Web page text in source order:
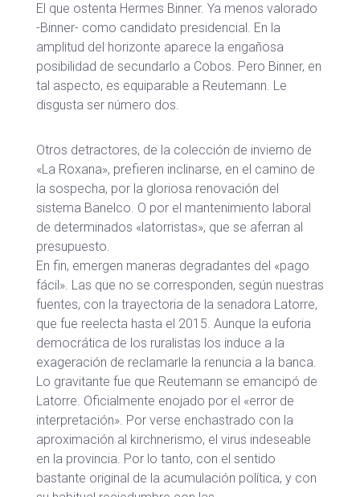
El que ostenta Hermes Binner. Ya menos valorado
-Binner- como candidato presidencial. En la
amplitud del horizonte aparece la engañosa
posibilidad de secundarlo a Cobos. Pero Binner, en
tal aspecto, es equiparable a Reutemann. Le
disgusta ser número dos.
Otros detractores, de la colección de invierno de
«La Roxana», prefieren inclinarse, en el camino de
la sospecha, por la gloriosa renovación del
sistema Banelco. O por el mantenimiento laboral
de determinados «latorristas», que se aferran al
presupuesto.
En fin, emergen maneras degradantes del «pago
fácil». Las que no se corresponden, según nuestras
fuentes, con la trayectoria de la senadora Latorre,
que fue reelecta hasta el 2015. Aunque la euforia
democrática de los ruralistas los induce a la
exageración de reclamarle la renuncia a la banca.
Lo gravitante fue que Reutemann se emancipó de
Latorre. Oficialmente enojado por el «error de
interpretación». Por verse enchastrado con la
aproximación al kirchnerismo, el virus indeseable
en la provincia. Por lo tanto, con el sentido
bastante original de la acumulación política, y con